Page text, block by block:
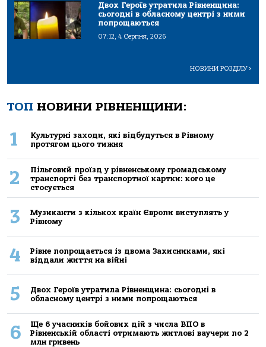
Двох Героїв утратила Рівненщина:
сьогодні в обласному центрі з ними
попрощаються
07:12, 4 Серпня, 2026
НОВИНИ РОЗДІЛУ>
ТОП НОВИНИ РІВНЕНЩИНИ:
1
Культурні заходи, які відбудуться в Рівному
протягом цього тижня
2
Пільговий проїзд у рівненському громадському
транспорті без транспортної картки: кого це
стосується
3
Музиканти з кількох країн Європи виступлять у
Рівному
4
Рівне попрощається із двома Захисниками, які
віддали життя на війні
5
Двох Героїв утратила Рівненщина: сьогодні в
обласному центрі з ними попрощаються
6
Ще 6 учасників бойових дій з числа ВПО в
Рівненській області отримають житлові ваучери по 2
млн гривень